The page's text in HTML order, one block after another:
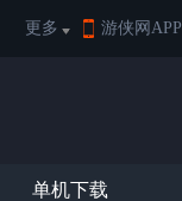
更多 游侠网APP
单机下载